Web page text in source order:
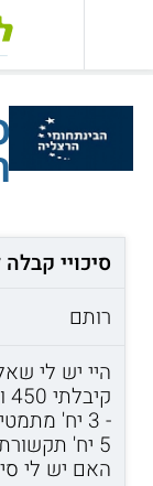
סיכויי
רותם
5 יח' תקשורת מגמה בתיכון.
האם יש לי